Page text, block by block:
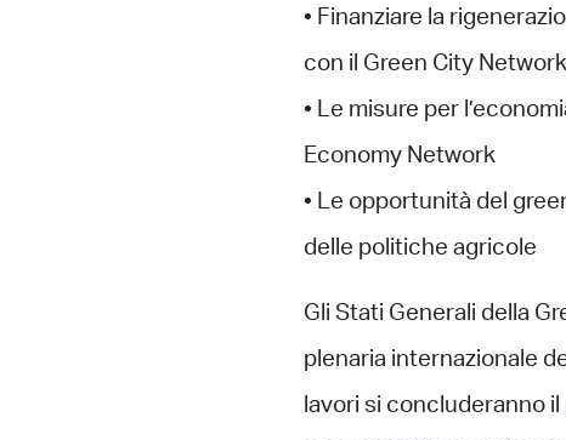
• Finanziare la
con il Green City
• Le misure per
Economy Network
• Le opportunità del
delle politiche agricole
Gli Stati Generali della
plenaria internazionale
lavori si concluderanno il